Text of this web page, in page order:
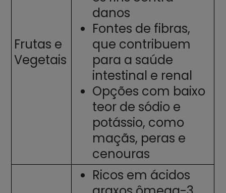
Frutas e
Vegetais
danos
Fontes de fibras,
que contribuem
para a saúde
intestinal e renal
Opções com baixo
teor de sódio e
potássio, como
maçãs, peras e
cenouras
Ricos em ácidos